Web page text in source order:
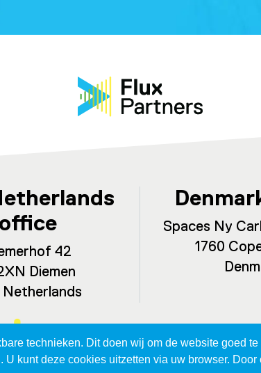
technieken. Dit doen wij om de website goed
kunt deze cookies uitzetten via uw browser.
office
42
Diemen
Netherlands
Spaces Ny
1760